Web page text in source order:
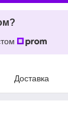
Доставка